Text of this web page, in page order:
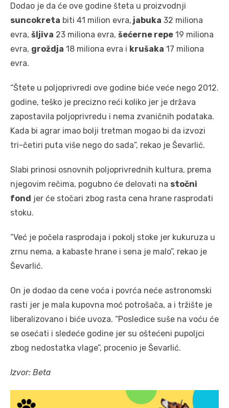
Dodao je da će ove godine šteta u proizvodnji
suncokreta biti 41 milion evra, jabuka 32 miliona
evra, šljiva 23 miliona evra, šećerne repe 19 miliona
evra, groždja 18 miliona evra i krušaka 17 miliona
evra.
“Štete u poljoprivredi ove godine biće veće nego 2012.
godine, teško je precizno reći koliko jer je država
zapostavila poljoprivredu i nema zvaničnih podataka.
Kada bi agrar imao bolji tretman mogao bi da izvozi
tri-četiri puta više nego do sada”, rekao je Ševarlić.
Slabi prinosi osnovnih poljoprivrednih kultura, prema
njegovim rečima, pogubno će delovati na stočni
fond jer će stočari zbog rasta cena hrane rasprodati
stoku.
“Već je počela rasprodaja i pokolj stoke jer kukuruza u
zrnu nema, a kabaste hrane i sena je malo”, rekao je
Ševarlić.
On je dodao da cene voća i povrća neće astronomski
rasti jer je mala kupovna moć potrošača, a i tržište je
liberalizovano i biće uvoza. “Posledice suše na voću će
se osećati i sledeće godine jer su oštećeni pupoljci
zbog nedostatka vlage”, procenio je Ševarlić.
Izvor: Beta